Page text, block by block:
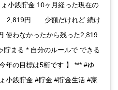
小銭貯金 10ヶ月経った現在の
2,819円 . . . 少額だけれど 続け
使わなかったから残った2,819
貯まる * 自分のルールで できる
年の目標は5桁です 】 *** #ゆ
小銭貯金 #貯金 #貯金生活 #家